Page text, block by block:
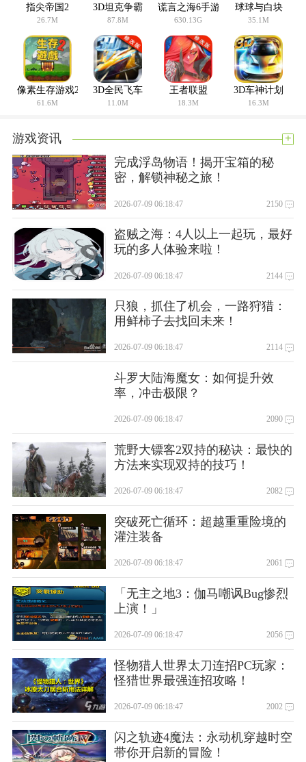
指尖帝国2
26.7M
3D坦克争霸
87.8M
谎言之海6手游中文版
630.13G
球球与白块
35.1M
像素生存游戏2
61.6M
3D全民飞车
11.0M
王者联盟
18.3M
3D车神计划
16.3M
游戏资讯 +
完成浮岛物语！揭开宝箱的秘
密，解锁神秘之旅！
2026-07-09 06:18:47 2150
盗贼之海：4人以上一起玩，最好
玩的多人体验来啦！
2026-07-09 06:18:47 2144
只狼，抓住了机会，一路狩猎：
用鲜柿子去找回未来！
2026-07-09 06:18:47 2114
斗罗大陆海魔女：如何提升效
率，冲击极限？
2026-07-09 06:18:47 2090
荒野大镖客2双持的秘诀：最快的
方法来实现双持的技巧！
2026-07-09 06:18:47 2082
突破死亡循环：超越重重险境的
灌注装备
2026-07-09 06:18:47 2061
「无主之地3：伽马嘲讽Bug惨烈
上演！」
2026-07-09 06:18:47 2056
怪物猎人世界太刀连招PC玩家：
怪猎世界最强连招攻略！
2026-07-09 06:18:47 2002
闪之轨迹4魔法：永动机穿越时空
带你开启新的冒险！